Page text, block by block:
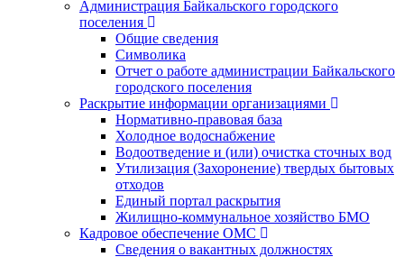
Администрация Байкальского городского
поселения
Общие сведения
Символика
Отчет о работе администрации Байкальского
городского поселения
Раскрытие информации организациями
Нормативно-правовая база
Холодное водоснабжение
Водоотведение и (или) очистка сточных вод
Утилизация (Захоронение) твердых бытовых
отходов
Единый портал раскрытия
Жилищно-коммунальное хозяйство БМО
Кадровое обеспечение ОМС
Сведения о вакантных должностях